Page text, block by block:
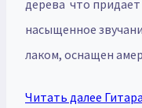
дерева что придает
насыщенное
лаком, оснащен
Читать далее